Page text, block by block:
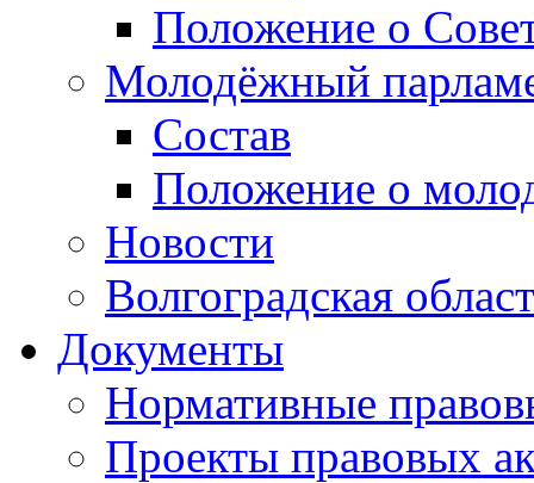
Положение о
Молодёжный
Состав
Положение о
Новости
Волгоградская
Документы
Нормативные
Проекты правовых